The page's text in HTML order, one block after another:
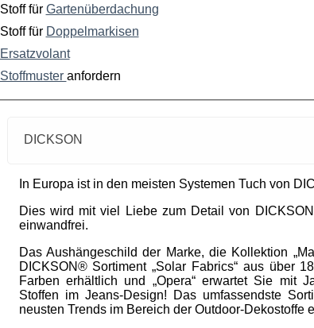
Stoff für Gartenüberdachung
Stoff für Doppelmarkisen
Ersatzvolant
Stoffmuster anfordern
DICKSON
In Europa ist in den meisten Systemen Tuch von
Dies wird mit viel Liebe zum Detail von
einwandfrei.
Das Aushängeschild der Marke, die Kollektion
DICKSON® Sortiment „Solar Fabrics“ aus über
Farben erhältlich und „Opera“ erwartet Sie mit
Stoffen im Jeans-Design! Das umfassendste
neusten Trends im Bereich der Outdoor-Dekostoffe